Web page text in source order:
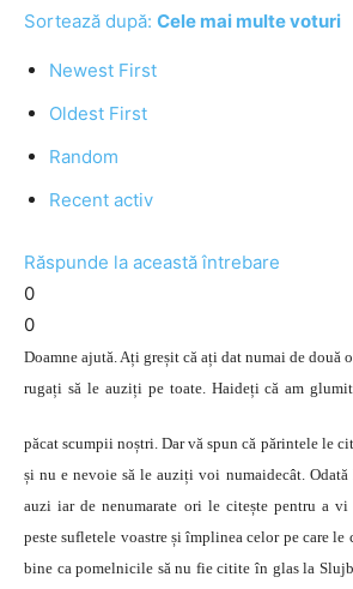
Sortează după: Cele mai multe voturi
Newest First
Oldest First
Random
Recent activ
Răspunde la această întrebare
0
0
Doamne ajută. Ați greșit că ați dat numai de două
rugați să le auziți pe toate. Haideți că am
păcat scumpii noștri. Dar vă spun că părintele le
și nu e nevoie să le auziți voi numaidecât. Odată
auzi iar de nenumarate ori le citește pentru a
peste sufletele voastre și împlinea celor pe care le
bine ca pomelnicile să nu fie citite în glas la